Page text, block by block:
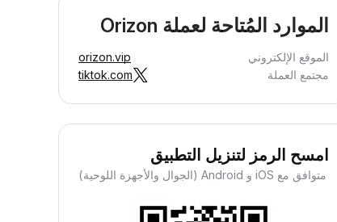
الموارد المُتاحة لعملة Orizon
الموقع الإلكتروني
orizon.vip
مجتمع العملة
tiktok.com
امسح الرمز لتنزيل التطبيق
متوافق مع iOS و Android (الجوال والأجهزة اللوحية)